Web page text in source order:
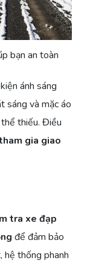
bạn an toàn
ánh sáng
sáng và mặc áo
thiếu. Điều
gia giao
tra xe đạp
để đảm bảo
thống phanh